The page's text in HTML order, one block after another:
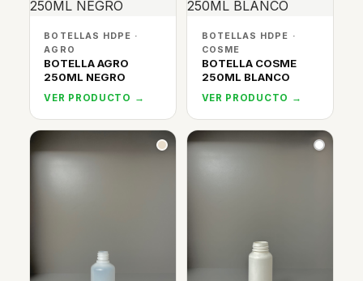
BOTELLAS HDPE ·
AGRO
BOTELLA AGRO
250ML NEGRO
VER PRODUCTO →
BOTELLAS HDPE ·
COSME
BOTELLA COSME
250ML BLANCO
VER PRODUCTO →